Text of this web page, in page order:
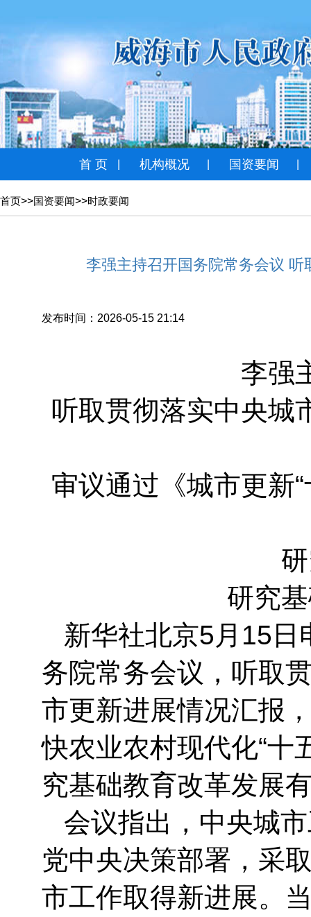
首 页 机构概况 国资要闻
首页>>国资要闻>>时政要闻
李强主持召开国务院常务会议
发布时间：2026-05-15 21:14
李强
听取贯彻落实中央城
审议通过《城市更新
研究
新华社北京5月15
务院常务会议，听取
市更新进展情况汇报
快农业农村现代化“十
究基础教育改革发展
会议指出，中央城
党中央决策部署，采
市工作取得新进展。